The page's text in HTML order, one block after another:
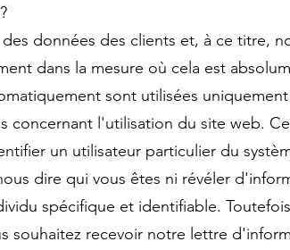
données des clients et, à ce titre,
dans la mesure où cela est
sont utilisées
concernant l'utilisation du site web.
un utilisateur particulier du
dire qui vous êtes ni révéler
spécifique et identifiable.
souhaitez recevoir notre lettre